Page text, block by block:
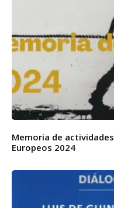
Memoria de
Europeos 2024